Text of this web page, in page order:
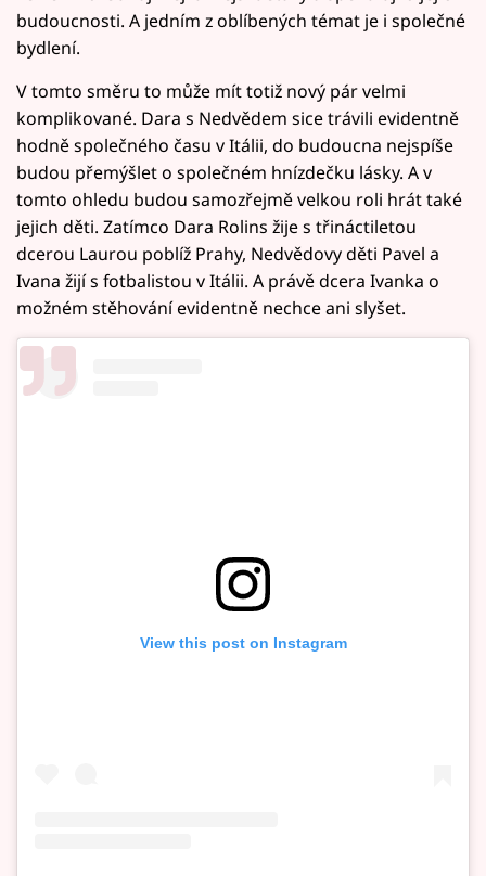
budoucnosti. A jedním z oblíbených témat je i společné
bydlení.
V tomto směru to může mít totiž nový pár velmi
komplikované. Dara s Nedvědem sice trávili evidentně
hodně společného času v Itálii, do budoucna nejspíše
budou přemýšlet o společném hnízdečku lásky. A v
tomto ohledu budou samozřejmě velkou roli hrát také
jejich děti. Zatímco Dara Rolins žije s třináctiletou
dcerou Laurou poblíž Prahy, Nedvědovy děti Pavel a
Ivana žijí s fotbalistou v Itálii. A právě dcera Ivanka o
možném stěhování evidentně nechce ani slyšet.
View this post on Instagram